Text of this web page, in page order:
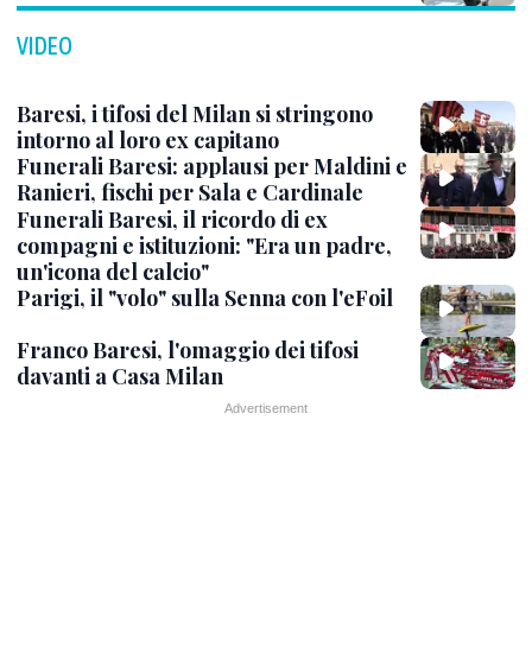
VIDEO
Baresi, i tifosi del Milan si stringono
intorno al loro ex capitano
Funerali Baresi: applausi per Maldini e
Ranieri, fischi per Sala e Cardinale
Funerali Baresi, il ricordo di ex
compagni e istituzioni: "Era un padre,
un'icona del calcio"
Parigi, il "volo" sulla Senna con l'eFoil
Franco Baresi, l'omaggio dei tifosi
davanti a Casa Milan